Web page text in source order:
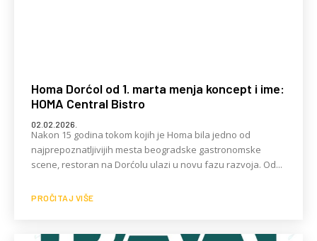
Homa Dorćol od 1. marta menja koncept i ime:
HOMA Central Bistro
02.02.2026.
Nakon 15 godina tokom kojih je Homa bila jedno od
najprepoznatljivijih mesta beogradske gastronomske
scene, restoran na Dorćolu ulazi u novu fazu razvoja. Od...
PROČITAJ VIŠE